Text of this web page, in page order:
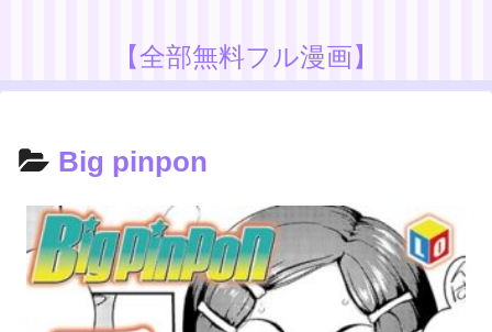
【全部無料フル漫画】
Big pinpon